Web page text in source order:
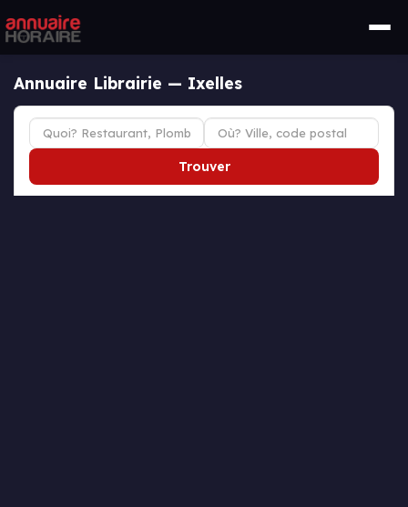
Annuaire Librairie — Ixelles
Trouver